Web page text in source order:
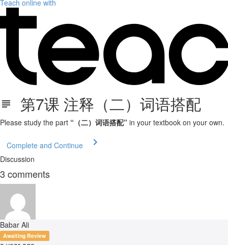
Teach online with
第7课 注释（二）词语搭配
Please study the part “（二）词语搭配” in your textbook on your own.
Complete and Continue
Discussion
3 comments
Babar Ali
Awaiting Review